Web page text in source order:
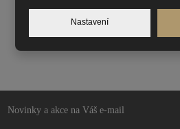
Novinky a akce na Váš e-mail
Nastavení